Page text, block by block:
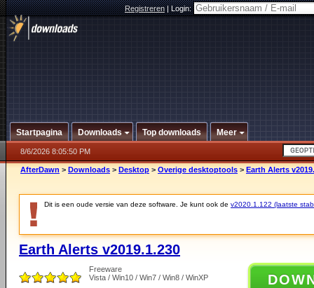
Registreren|Login:
Startpagina Downloads Top downloads Meer
8/6/2026 8:05:50 PM
AfterDawn > Downloads > Desktop > Overige desktoptools > Earth Alerts
Dit is een oude versie van deze software. Je kunt ook de v2020.1.122 (laatste
Earth Alerts v2019.1.230
Freeware
Vista / Win10 / Win7 / Win8 / WinXP